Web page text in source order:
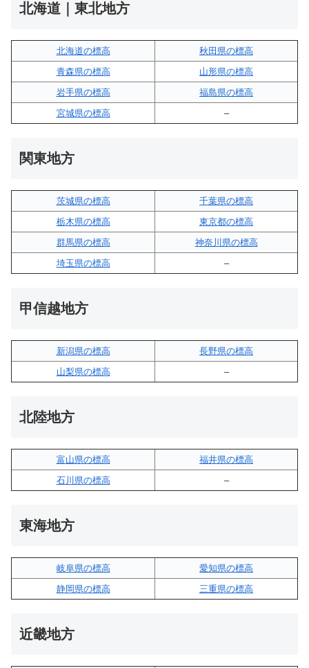
北海道｜東北地方
北海道の標高
秋田県の標高
青森県の標高
山形県の標高
岩手県の標高
福島県の標高
宮城県の標高
–
関東地方
茨城県の標高
千葉県の標高
栃木県の標高
東京都の標高
群馬県の標高
神奈川県の標高
埼玉県の標高
–
甲信越地方
新潟県の標高
長野県の標高
山梨県の標高
–
北陸地方
富山県の標高
福井県の標高
石川県の標高
–
東海地方
岐阜県の標高
愛知県の標高
静岡県の標高
三重県の標高
近畿地方